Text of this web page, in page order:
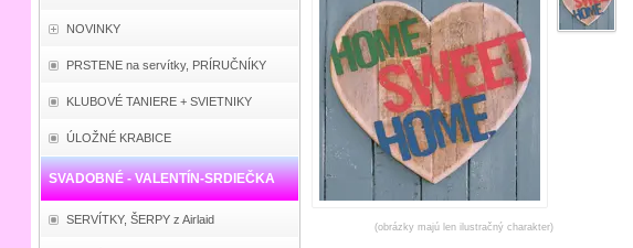
NOVINKY
PRSTENE na servítky, PRÍRUČNÍKY
KLUBOVÉ TANIERE + SVIETNIKY
ÚLOŽNÉ KRABICE
SVADOBNÉ - VALENTÍN-SRDIEČKA
SERVÍTKY, ŠERPY z Airlaid
(obrázky majú len ilustračný charakter)